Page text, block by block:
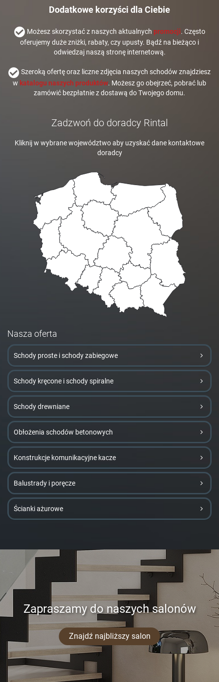
Dodatkowe korzyści dla Ciebie
Możesz skorzystać z naszych aktualnych promocji. Często
oferujemy duże zniżki, rabaty, czy upusty. Bądź na bieżąco i
odwiedzaj naszą stronę internetową.
Szeroką ofertę oraz liczne zdjęcia naszych schodów znajdziesz
w katalogu naszych produktów. Możesz go obejrzeć, pobrać lub
zamówić bezpłatnie z dostawą do Twojego domu.
Zadzwoń do doradcy Rintal
Kliknij w wybrane województwo aby uzyskać dane kontaktowe
doradcy
Nasza oferta
Schody proste i schody zabiegowe
Schody kręcone i schody spiralne
Schody drewniane
Obłożenia schodów betonowych
Konstrukcje komunikacyjne kacze
Balustrady i poręcze
Ścianki ażurowe
Zapraszamy do naszych salonów
Znajdź najbliższy salon